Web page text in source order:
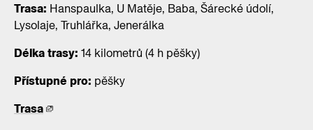
Trasa: Hanspaulka, U Matěje, Baba, Šárecké údolí,
Lysolaje, Truhlářka, Jenerálka
Délka trasy: 14 kilometrů (4 h pěšky)
Přístupné pro: pěšky
Trasa